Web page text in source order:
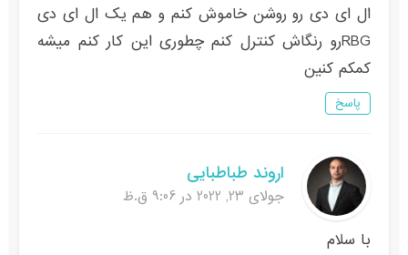
ال ای دی رو روشن خاموش کنم و هم یک ال ای دی
RBGرو رنگاش کنترل کنم چطوری این کار کنم میشه
کمکم کنین
پاسخ
اروند طباطبایی
جولای 23, 2022 در 9:06 ق.ظ
با سلام